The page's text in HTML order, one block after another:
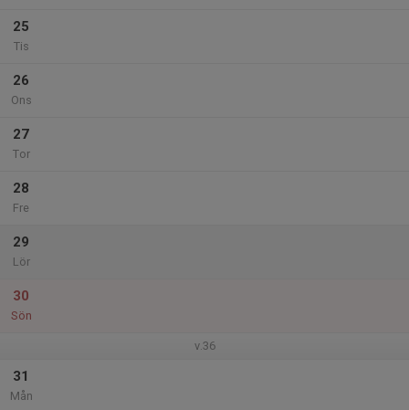
25
Tis
26
Ons
27
Tor
28
Fre
29
Lör
30
Sön
v.36
31
Mån